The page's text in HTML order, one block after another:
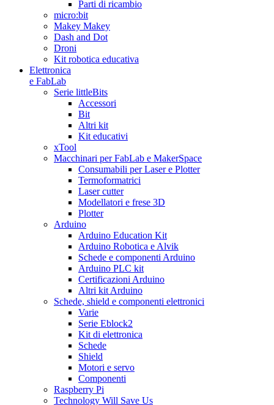
Parti di ricambio
micro:bit
Makey Makey
Dash and Dot
Droni
Kit robotica educativa
Elettronica
e FabLab
Serie littleBits
Accessori
Bit
Altri kit
Kit educativi
xTool
Macchinari per FabLab e MakerSpace
Consumabili per Laser e Plotter
Termoformatrici
Laser cutter
Modellatori e frese 3D
Plotter
Arduino
Arduino Education Kit
Arduino Robotica e Alvik
Schede e componenti Arduino
Arduino PLC kit
Certificazioni Arduino
Altri kit Arduino
Schede, shield e componenti elettronici
Varie
Serie Eblock2
Kit di elettronica
Schede
Shield
Motori e servo
Componenti
Raspberry Pi
Technology Will Save Us